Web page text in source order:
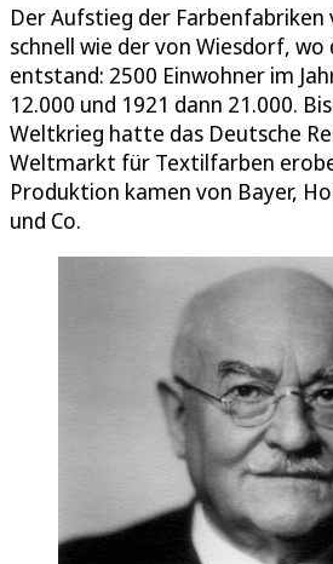
Der Aufstieg der Farbenfabriken
schnell wie der von Wiesdorf, wo
entstand: 2500 Einwohner im
12.000 und 1921 dann 21.000.
Weltkrieg hatte das Deutsche
Weltmarkt für Textilfarben
Produktion kamen von Bayer,
und Co.